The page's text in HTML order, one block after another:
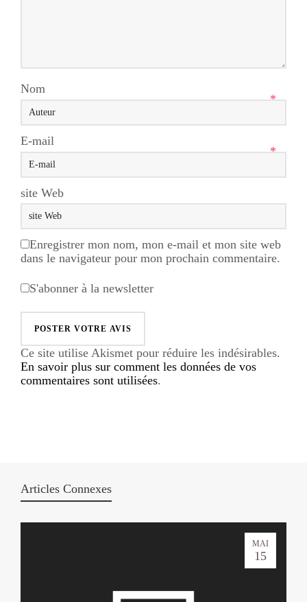
Nom
*
E-mail
*
site Web
Enregistrer mon nom, mon e-mail et mon site web
dans le navigateur pour mon prochain commentaire.
S'abonner à la newsletter
Ce site utilise Akismet pour réduire les indésirables.
En savoir plus sur comment les données de vos
commentaires sont utilisées.
Articles Connexes
MAI
15